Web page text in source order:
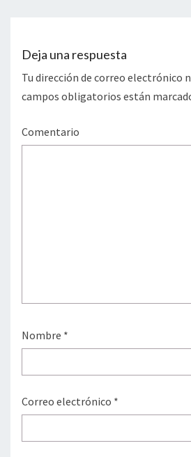
Deja una respuesta
Tu dirección de correo electrónico
campos obligatorios están
Comentario
Nombre *
Correo electrónico *